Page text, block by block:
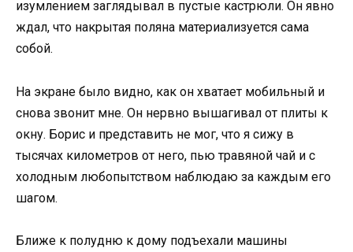
изумлением заглядывал в пустые кастрюли. Он явно
ждал, что накрытая поляна материализуется сама
собой.
На экране было видно, как он хватает мобильный и
снова звонит мне. Он нервно вышагивал от плиты к
окну. Борис и представить не мог, что я сижу в
тысячах километров от него, пью травяной чай и с
холодным любопытством наблюдаю за каждым его
шагом.
Ближе к полудню к дому подъехали машины